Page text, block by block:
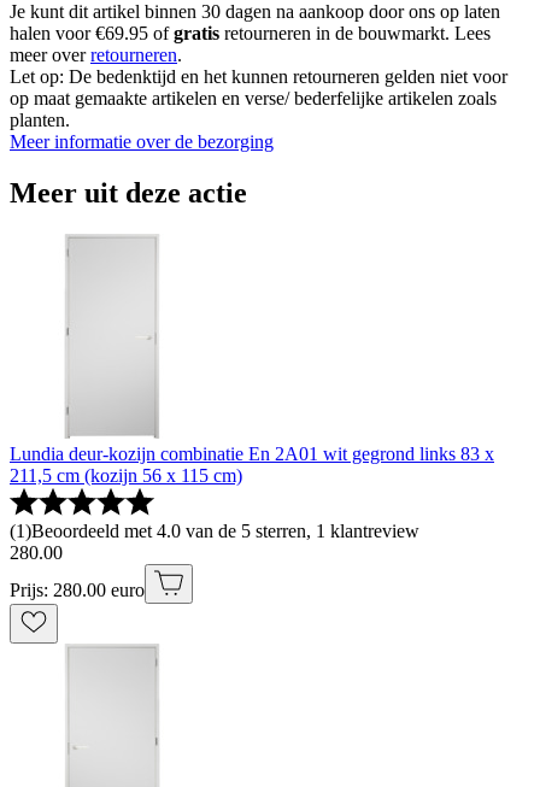
Je kunt dit artikel binnen 30 dagen na aankoop door ons op laten
halen voor €69.95 ofgratis retourneren in de bouwmarkt. Lees
meer overretourneren.
Let op: De bedenktijd en het kunnen retourneren gelden niet voor
op maat gemaakte artikelen en verse/ bederfelijke artikelen zoals
planten.
Meer informatie over de bezorging
Meer uit deze actie
Lundia deur-kozijn combinatie En 2A01 wit gegrond links 83 x
211,5 cm (kozijn 56 x 115 cm)
(1)Beoordeeld met 4.0 van de 5 sterren, 1 klantreview
280.00
Prijs: 280.00 euro